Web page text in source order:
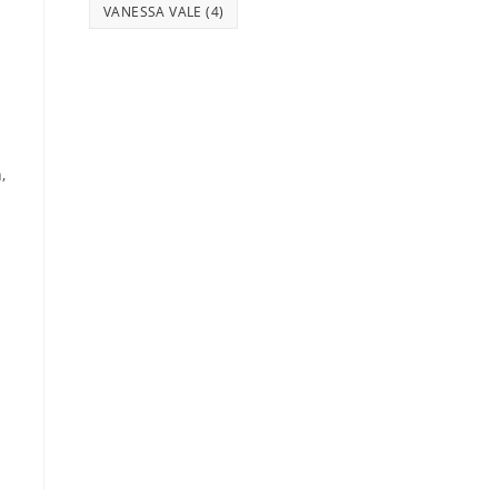
VANESSA VALE (4)